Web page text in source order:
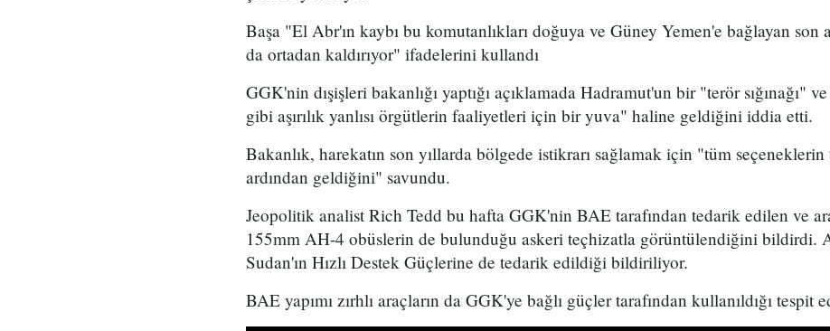
Başa "El Abr'ın kaybı bu komutanlıkları doğuya ve Güney Yemen'e bağlayan son
da ortadan kaldırıyor" ifadelerini kullandı
GGK'nin dışişleri bakanlığı yaptığı açıklamada Hadramut'un bir "terör sığınağı"
gibi aşırılık yanlısı örgütlerin faaliyetleri için bir yuva" haline geldiğini iddia etti.
Bakanlık, harekatın son yıllarda bölgede istikrarı sağlamak için "tüm
ardından geldiğini" savundu.
Jeopolitik analist Rich Tedd bu hafta GGK'nin BAE tarafından tedarik edilen ve
155mm AH-4 obüslerin de bulunduğu askeri teçhizatla görüntülendiğini bildirdi.
Sudan'ın Hızlı Destek Güçlerine de tedarik edildiği bildiriliyor.
BAE yapımı zırhlı araçların da GGK'ye bağlı güçler tarafından kullanıldığı tespit